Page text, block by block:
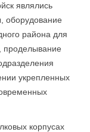
являлись
оборудование
района для
проделывание
укрепленных
корпусах